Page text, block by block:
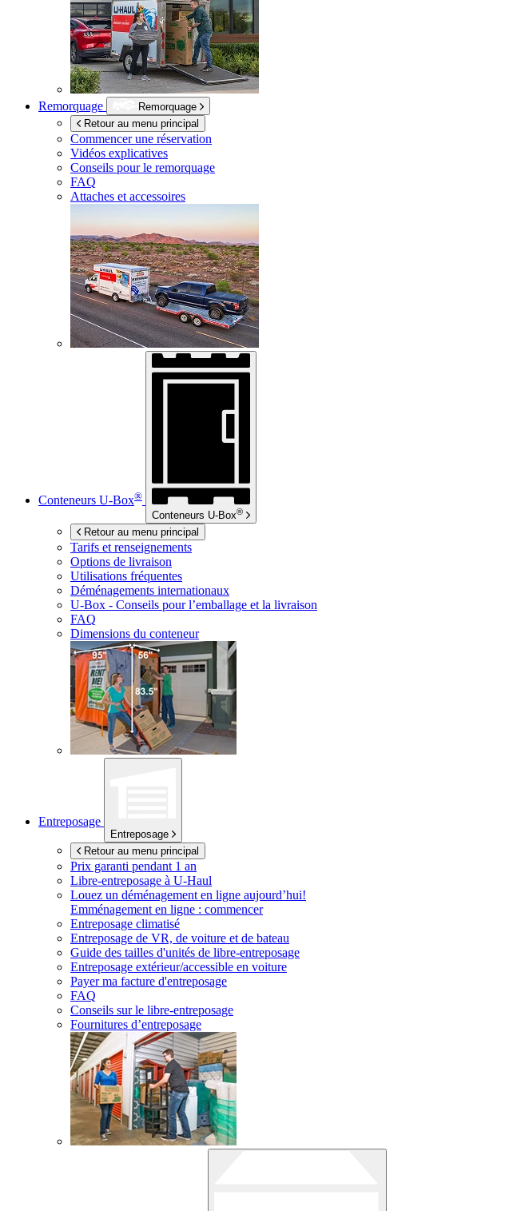
Remorquage
Remorquage
Retour au menu principal
Commencer une réservation
Vidéos explicatives
Conseils pour le remorquage
FAQ
Attaches et accessoires
Conteneurs U-Box®
Conteneurs U-Box®
Retour au menu principal
Tarifs et renseignements
Options de livraison
Utilisations fréquentes
Déménagements internationaux
U-Box - Conseils pour l’emballage et la livraison
FAQ
Dimensions du conteneur
Entreposage
Entreposage
Retour au menu principal
Prix garanti pendant 1 an
Libre-entreposage à U-Haul
Louez un déménagement en ligne aujourd’hui!
Emménagement en ligne : commencer
Entreposage climatisé
Entreposage de VR, de voiture et de bateau
Guide des tailles d'unités de libre-entreposage
Entreposage extérieur/accessible en voiture
Payer ma facture d'entreposage
FAQ
Conseils sur le libre-entreposage
Fournitures d’entreposage